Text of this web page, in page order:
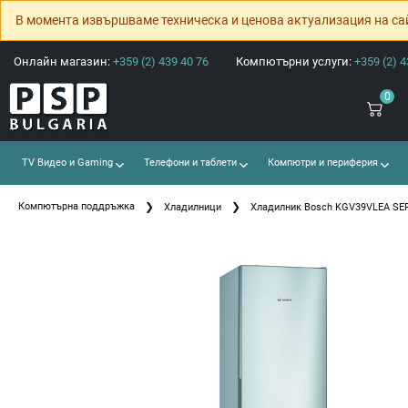
В момента извършваме техническа и ценова актуализация на
Онлайн магазин: +359 (2) 439 40 76 Компютърни услуги: +359 (2)
0
TV Видео и Gaming Телефони и таблети Компютри и периферия
Компютърна поддръжка Хладилници Хладилник Bosch KGV39VLEA